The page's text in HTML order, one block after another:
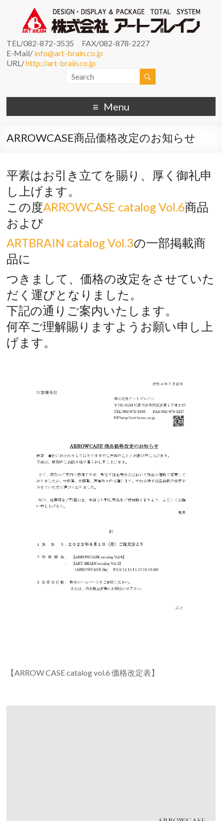
TEL/082-872-3535 FAX/082-878-2227
E-Mail/ info@art-brain.co.jp
URL/http://art-brain.co.jp
Menu
ARROWCASE商品価格改定のお知らせ
平素はお引き立てを賜り、厚く御礼申
し上げます。
この度ARROWCASE catalog Vol.6商品
および
ARTBRAIN catalog Vol.3の一部掲載商
品に
つきまして、価格の改定をさせていた
だく運びとなりました。
下記の通りご案内いたします。
何卒ご理解賜りますようお願い申し上
げます。
【ARROW CASE catalog vol.6 価格改定表】